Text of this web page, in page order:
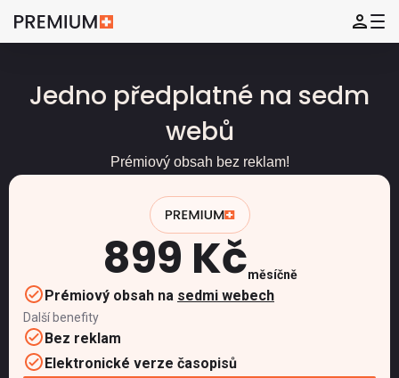
Jedno předplatné na sedm
webů
Prémiový obsah bez reklam!
899 Kčměsíčně
Prémiový obsah na sedmi webech
Další benefity
Bez reklam
Elektronické verze časopisů